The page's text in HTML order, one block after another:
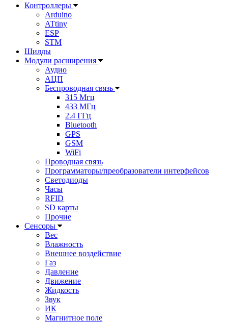
Контроллеры
Arduino
ATtiny
ESP
STM
Шилды
Модули расширения
Аудио
АЦП
Беспроводная связь
315 Мгц
433 МГц
2.4 ГГц
Bluetooth
GPS
GSM
WiFi
Проводная связь
Программаторы/преобразователи интерфейсов
Светодиоды
Часы
RFID
SD карты
Прочие
Сенсоры
Вес
Влажность
Внешнее воздействие
Газ
Давление
Движение
Жидкость
Звук
ИК
Магнитное поле